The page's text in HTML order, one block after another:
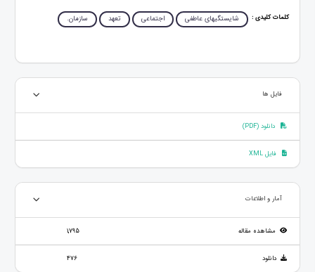
کلمات کلیدی : شایستگی‎های عاطفی اجتماعی تعهد سازمان.
فایل ها
دانلود (PDF)
فایل XML
آمار و اطلاعات
مشاهده مقاله 1,795
دانلود 476